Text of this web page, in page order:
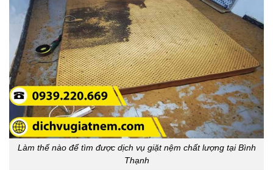
Làm thế nào để tìm được dịch vụ giặt nệm chất lượng tại Bình
Thạnh